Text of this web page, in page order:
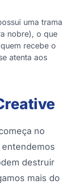
uma trama
nobre), o que
recebe o
atenta aos
no
entendemos
destruir
mais do